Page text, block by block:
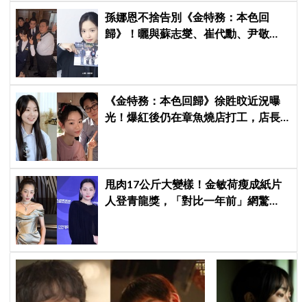
孫娜恩不捨告別《金特務：本色回
歸》！曬與蘇志燮、崔代勳、尹敬
《金特務：本色回歸》徐貹旼近況曝
光！爆紅後仍在章魚燒店打工，店長
甩肉17公斤大變樣！金敏荷瘦成紙片
人登青龍獎，「對比一年前」網驚